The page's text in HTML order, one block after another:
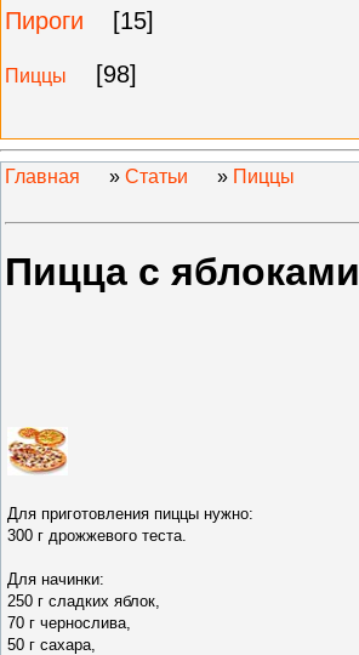
Пироги
[15]
Пиццы [98]
Главная » Статьи » Пиццы
Пицца с яблоками
Для приготовления пиццы нужно:
300 г дрожжевого теста.
Для начинки:
250 г сладких яблок,
70 г чернослива,
50 г сахара,